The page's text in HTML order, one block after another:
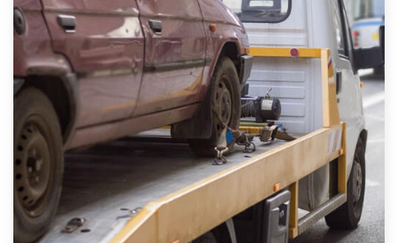
contact op of maak een terugbelafspraak. Wilt u
direct een tweedehands auto onderdelen offerte
aanvragen? Dat kan via de Onderdelenlijn! Vul uw
kenteken in en druk op verzenden.
Wij kunnen u helpen met de inkoop van auto's van
eigenlijk alle merken, zoals Alfa Romeo, Audi, BMW,
Chevrolet, Citroën, Dacia, Fiat, Ford, Honda, Hyundai,
Kia, Mazda, Mercedes Benz, Mitsubishi, Nissan, Opel,
Peugeot, Porsche, Renault, Seat, Skoda, Suzuki, Tesla,